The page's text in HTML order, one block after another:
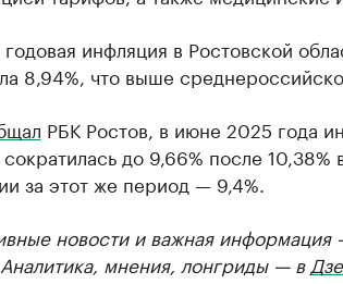
инфляция в Ростовской
8,94%, что выше
РБК Ростов, в июне 2025 года
до 9,66% после 10,38%
за этот же период — 9,4%.
новости и важная информация
мнения, лонгриды — в